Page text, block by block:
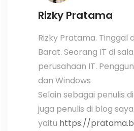
Rizky Pratama
Rizky Pratama. Tinggal
Barat. Seorang IT di
perusahaan IT.
dan Windows
Selain sebagai penulis
juga penulis di blog
yaitu https://